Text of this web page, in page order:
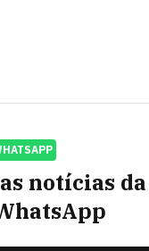
notícias